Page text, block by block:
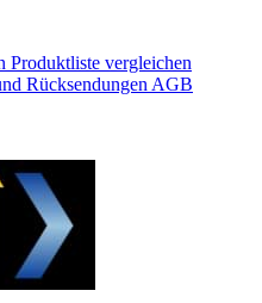
Produktliste vergleichen
Rücksendungen AGB